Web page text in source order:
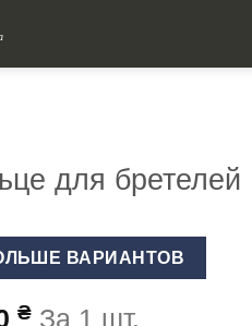
для
ВАРИАНТОВ
₴ За 1 шт.